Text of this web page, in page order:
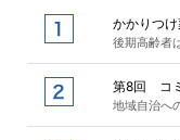
かかりつ
後期高齢者
第8回 コ
地域自治へ